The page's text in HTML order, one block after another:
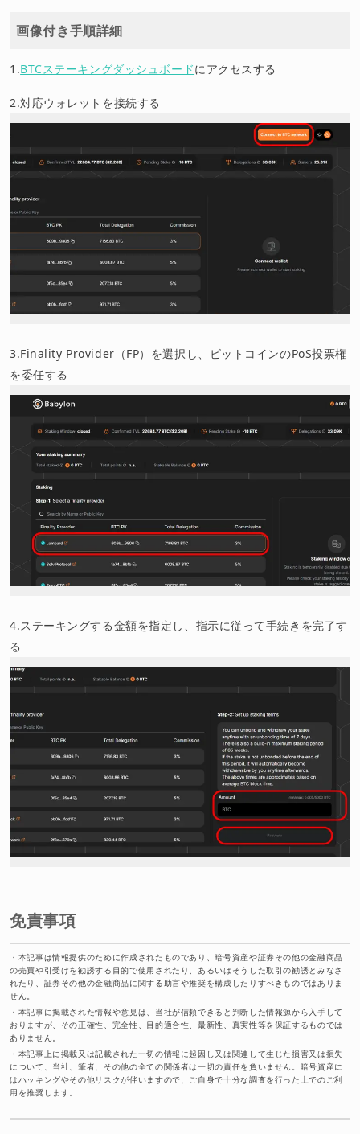
画像付き手順詳細
1.BTCステーキングダッシュボードにアクセスする
2.対応ウォレットを接続する
3.Finality Provider（FP）を選択し、ビットコインのPoS投票権
を委任する
4.ステーキングする金額を指定し、指示に従って手続きを完了す
る
免責事項
・ 本記事は情報提供のために作成されたものであり、暗号資産や証券その他の金融商品
の売買や引受けを勧誘する目的で使用されたり、あるいはそうした取引の勧誘とみなさ
れたり、証券その他の金融商品に関する助言や推奨を構成したりすべきものではありま
せん。
・ 本記事に掲載された情報や意見は、当社が信頼できると判断した情報源から入手して
おりますが、その正確性、完全性、目的適合性、最新性、真実性等を保証するものでは
ありません。
・ 本記事上に掲載又は記載された一切の情報に起因し又は関連して生じた損害又は損失
について、当社、筆者、その他の全ての関係者は一切の責任を負いません。暗号資産に
はハッキングやその他リスクが伴いますので、ご自身で十分な調査を行った上でのご利
用を推奨します。